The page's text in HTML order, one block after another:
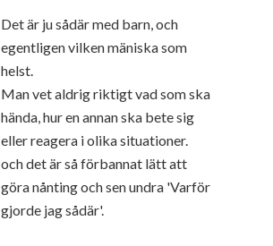
Det är ju sådär med barn, och
egentligen vilken mäniska som
helst.
Man vet aldrig riktigt vad som ska
hända, hur en annan ska bete sig
eller reagera i olika situationer.
och det är så förbannat lätt att
göra nånting och sen undra 'Varför
gjorde jag sådär'.